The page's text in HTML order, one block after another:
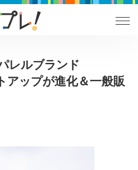
レルブランド
アップが進化＆一般販